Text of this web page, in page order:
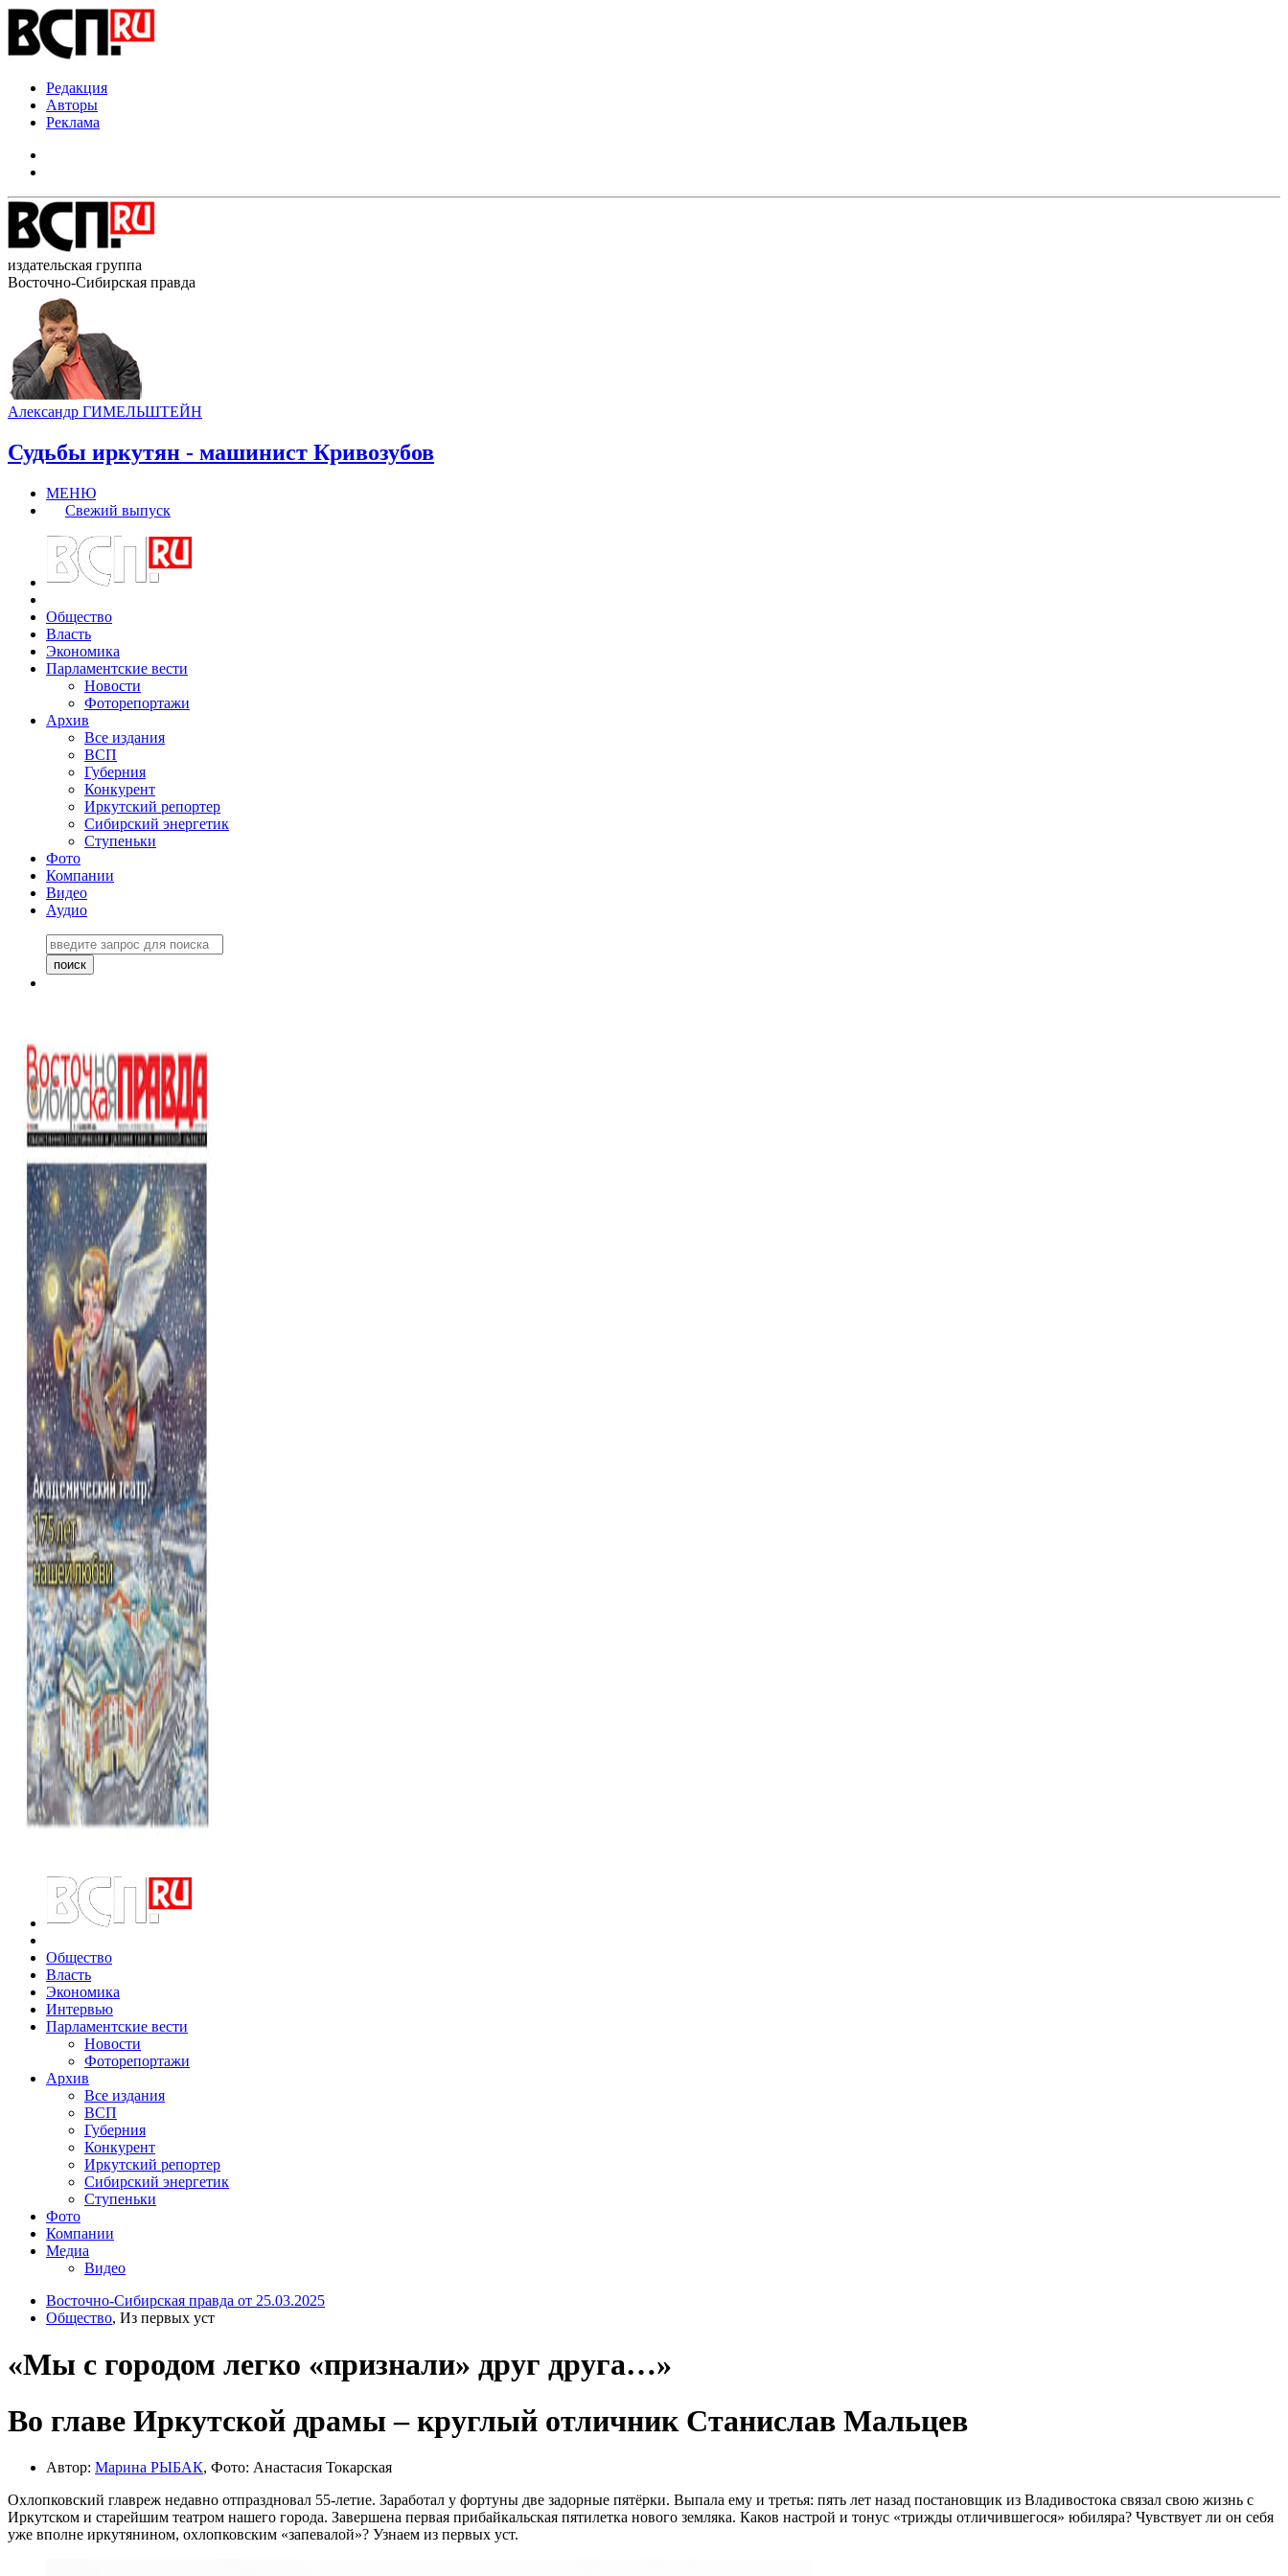
Редакция
Авторы
Реклама
издательская группа
Восточно-Сибирская правда
Александр ГИМЕЛЬШТЕЙН
Судьбы иркутян - машинист Кривозубов
МЕНЮ
Свежий выпуск
Общество
Власть
Экономика
Парламентские вести
Новости
Фоторепортажи
Архив
Все издания
ВСП
Губерния
Конкурент
Иркутский репортер
Сибирский энергетик
Ступеньки
Фото
Компании
Видео
Аудио
Общество
Власть
Экономика
Интервью
Парламентские вести
Новости
Фоторепортажи
Архив
Все издания
ВСП
Губерния
Конкурент
Иркутский репортер
Сибирский энергетик
Ступеньки
Фото
Компании
Медиа
Видео
Восточно-Сибирская правда от 25.03.2025
Общество, Из первых уст
«Мы с городом легко «признали» друг друга…»
Во главе Иркутской драмы – круглый отличник Станислав Мальцев
Автор: Марина РЫБАК, Фото: Анастасия Токарская
Охлопковский главреж недавно отпраздновал 55-летие. Заработал у фортуны две задорные пятёрки. Выпала ему и третья: пять лет назад постановщик из Владивостока связал свою жизнь с
Иркутском и старейшим театром нашего города. Завершена первая прибайкальская пятилетка нового земляка. Каков настрой и тонус «трижды отличившегося» юбиляра? Чувствует ли он себя
уже вполне иркутянином, охлопковским «запевалой»? Узнаем из первых уст.